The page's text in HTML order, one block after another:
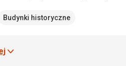
Budynki historyczne